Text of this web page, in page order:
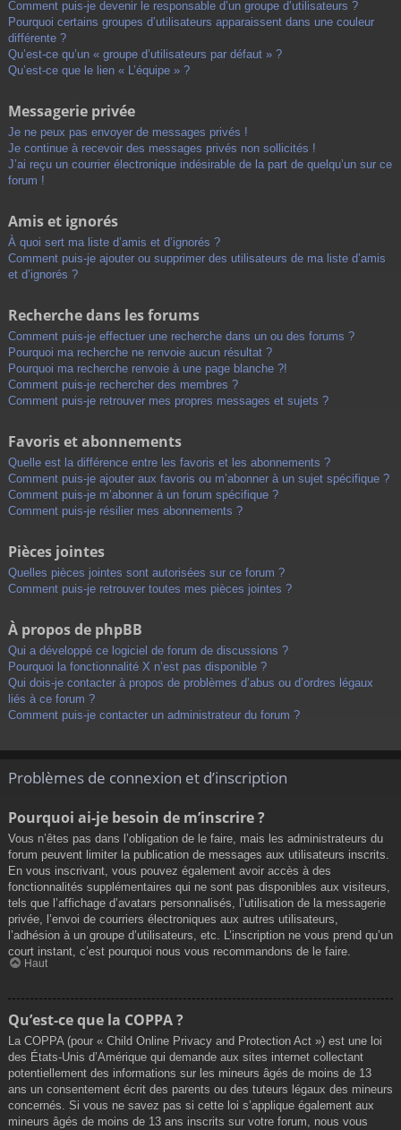
Comment puis-je devenir le responsable d’un groupe d’utilisateurs ?
Pourquoi certains groupes d’utilisateurs apparaissent dans une couleur
différente ?
Qu’est-ce qu’un « groupe d’utilisateurs par défaut » ?
Qu’est-ce que le lien « L’équipe » ?
Messagerie privée
Je ne peux pas envoyer de messages privés !
Je continue à recevoir des messages privés non sollicités !
J’ai reçu un courrier électronique indésirable de la part de quelqu’un sur ce
forum !
Amis et ignorés
À quoi sert ma liste d’amis et d’ignorés ?
Comment puis-je ajouter ou supprimer des utilisateurs de ma liste d’amis
et d’ignorés ?
Recherche dans les forums
Comment puis-je effectuer une recherche dans un ou des forums ?
Pourquoi ma recherche ne renvoie aucun résultat ?
Pourquoi ma recherche renvoie à une page blanche ?!
Comment puis-je rechercher des membres ?
Comment puis-je retrouver mes propres messages et sujets ?
Favoris et abonnements
Quelle est la différence entre les favoris et les abonnements ?
Comment puis-je ajouter aux favoris ou m’abonner à un sujet spécifique ?
Comment puis-je m’abonner à un forum spécifique ?
Comment puis-je résilier mes abonnements ?
Pièces jointes
Quelles pièces jointes sont autorisées sur ce forum ?
Comment puis-je retrouver toutes mes pièces jointes ?
À propos de phpBB
Qui a développé ce logiciel de forum de discussions ?
Pourquoi la fonctionnalité X n’est pas disponible ?
Qui dois-je contacter à propos de problèmes d’abus ou d’ordres légaux
liés à ce forum ?
Comment puis-je contacter un administrateur du forum ?
Problèmes de connexion et d’inscription
Pourquoi ai-je besoin de m’inscrire ?
Vous n’êtes pas dans l’obligation de le faire, mais les administrateurs du
forum peuvent limiter la publication de messages aux utilisateurs inscrits.
En vous inscrivant, vous pouvez également avoir accès à des
fonctionnalités supplémentaires qui ne sont pas disponibles aux visiteurs,
tels que l’affichage d’avatars personnalisés, l’utilisation de la messagerie
privée, l’envoi de courriers électroniques aux autres utilisateurs,
l’adhésion à un groupe d’utilisateurs, etc. L’inscription ne vous prend qu’un
court instant, c’est pourquoi nous vous recommandons de le faire.
Haut
Qu’est-ce que la COPPA ?
La COPPA (pour « Child Online Privacy and Protection Act ») est une loi
des États-Unis d’Amérique qui demande aux sites internet collectant
potentiellement des informations sur les mineurs âgés de moins de 13
ans un consentement écrit des parents ou des tuteurs légaux des mineurs
concernés. Si vous ne savez pas si cette loi s’applique également aux
mineurs âgés de moins de 13 ans inscrits sur votre forum, nous vous